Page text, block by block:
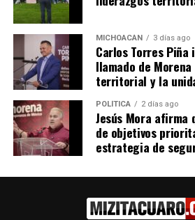
Michoacán tiene 7
nominaciones a los premios
Lo Mejor de México 2024
En "Michoacán"
Revista
premiará
En
MICHOACÁN 3 días ago
Carlos Torres
llamado de
territorial y la
POLÍTICA 2 días ago
Jesús Mora afirma
de objetivos
estrategia de